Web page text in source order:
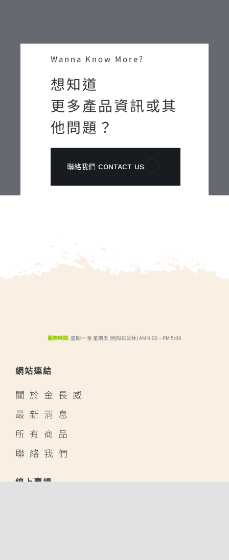
Wanna Know More?
想知道
更多產品資訊或其
他問題？
聯絡我們 CONTACT US
服務時間. 星期一 至 星期五 (例假日公休) AM 9:00 – PM 5:00
網站連結
關於金長威
最新消息
所有商品
聯絡我們
線上賣場